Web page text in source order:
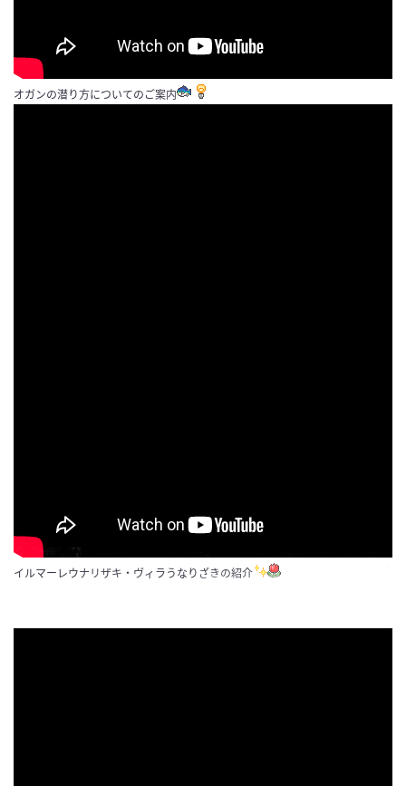
オガンの潜り方についてのご案内
イルマーレウナリザキ・ヴィラうなりざきの紹介